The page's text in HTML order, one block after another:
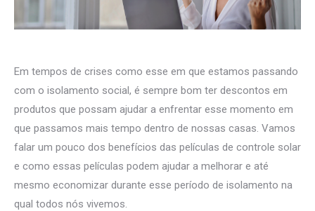
Em tempos de crises como esse em que estamos passando
com o isolamento social, é sempre bom ter descontos em
produtos que possam ajudar a enfrentar esse momento em
que passamos mais tempo dentro de nossas casas. Vamos
falar um pouco dos benefícios das películas de controle solar
e como essas películas podem ajudar a melhorar e até
mesmo economizar durante esse período de isolamento na
qual todos nós vivemos.